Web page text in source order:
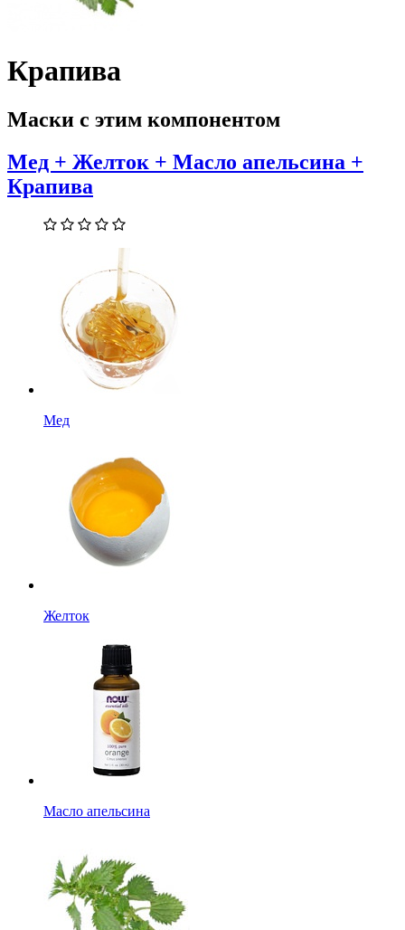
Крапива
Маски с этим компонентом
Мед + Желток + Масло апельсина +
Крапива
Мед
Желток
Масло апельсина